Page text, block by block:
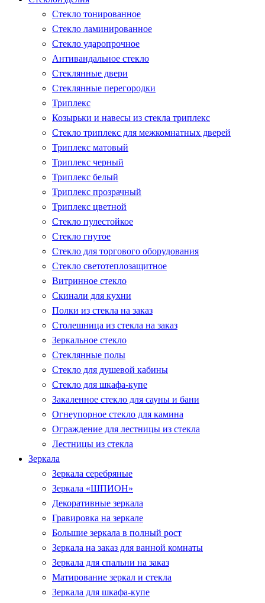
Стекло тонированное
Стекло ламинированное
Стекло ударопрочное
Антивандальное стекло
Стеклянные двери
Стеклянные перегородки
Триплекс
Козырьки и навесы из стекла триплекс
Стекло триплекс для межкомнатных дверей
Триплекс матовый
Триплекс черный
Триплекс белый
Триплекс прозрачный
Триплекс цветной
Стекло пулестойкое
Стекло гнутое
Стекло для торгового оборудования
Стекло светотеплозащитное
Витринное стекло
Скинали для кухни
Полки из стекла на заказ
Столешница из стекла на заказ
Зеркальное стекло
Стеклянные полы
Стекло для душевой кабины
Стекло для шкафа-купе
Закаленное стекло для сауны и бани
Огнеупорное стекло для камина
Ограждение для лестницы из стекла
Лестницы из стекла
Зеркала
Зеркала серебряные
Зеркала «ШПИОН»
Декоративные зеркала
Гравировка на зеркале
Большие зеркала в полный рост
Зеркала на заказ для ванной комнаты
Зеркала для спальни на заказ
Матирование зеркал и стекла
Зеркала для шкафа-купе